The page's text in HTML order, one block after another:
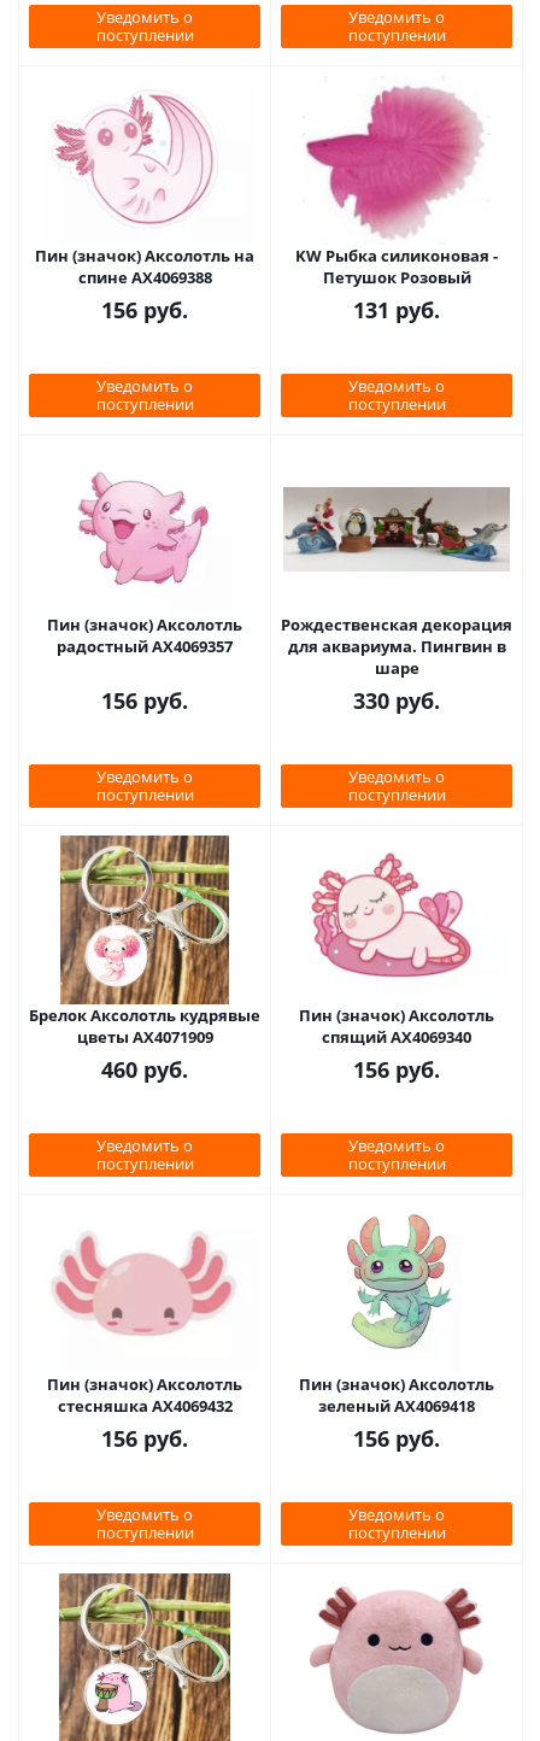
Уведомить о
поступлении
Уведомить о
поступлении
Пин (значок) Аксолотль на
спине AX4069388
156 руб.
Уведомить о
поступлении
KW Рыбка силиконовая -
Петушок Розовый
131 руб.
Уведомить о
поступлении
Пин (значок) Аксолотль
радостный AX4069357
156 руб.
Уведомить о
поступлении
Рождественская декорация
для аквариума. Пингвин в
шаре
330 руб.
Уведомить о
поступлении
Брелок Аксолотль кудрявые
цветы AX4071909
460 руб.
Уведомить о
поступлении
Пин (значок) Аксолотль
спящий AX4069340
156 руб.
Уведомить о
поступлении
Пин (значок) Аксолотль
стесняшка AX4069432
156 руб.
Уведомить о
поступлении
Пин (значок) Аксолотль
зеленый AX4069418
156 руб.
Уведомить о
поступлении